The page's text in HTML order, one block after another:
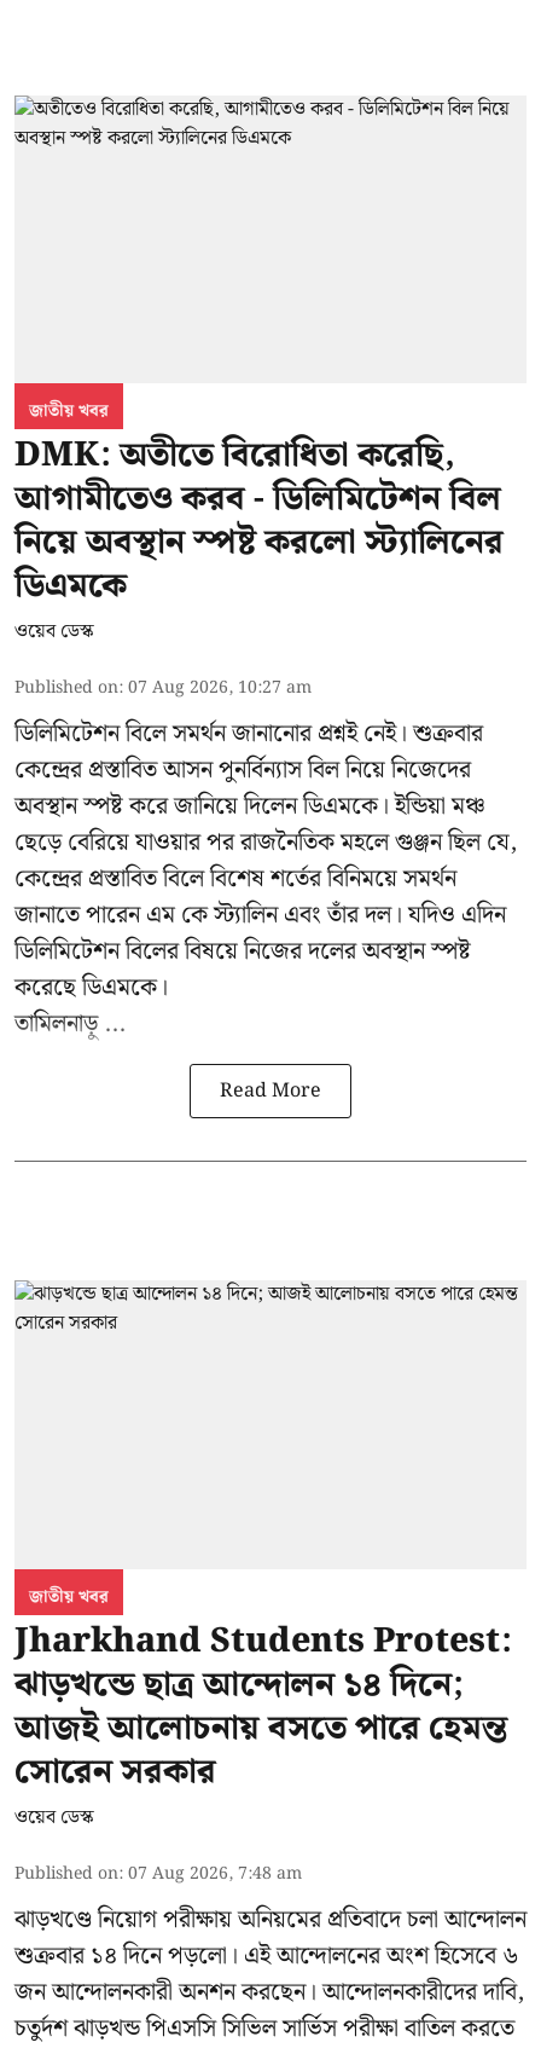
জাতীয় খবর
DMK: অতীতে বিরোধিতা করেছি,
আগামীতেও করব - ডিলিমিটেশন বিল
নিয়ে অবস্থান স্পষ্ট করলো স্ট্যালিনের
ডিএমকে
ওয়েব ডেস্ক
Published on:07 Aug 2026, 10:27 am
ডিলিমিটেশন বিলে সমর্থন জানানোর প্রশ্নই নেই। শুক্রবার
কেন্দ্রের প্রস্তাবিত আসন পুনর্বিন্যাস বিল নিয়ে নিজেদের
অবস্থান স্পষ্ট করে জানিয়ে দিলেন ডিএমকে। ইন্ডিয়া মঞ্চ
ছেড়ে বেরিয়ে যাওয়ার পর রাজনৈতিক মহলে গুঞ্জন ছিল যে,
কেন্দ্রের প্রস্তাবিত বিলে বিশেষ শর্তের বিনিময়ে সমর্থন
জানাতে পারেন এম কে স্ট্যালিন এবং তাঁর দল। যদিও এদিন
ডিলিমিটেশন বিলের বিষয়ে নিজের দলের অবস্থান স্পষ্ট
করেছে ডিএমকে।
তামিলনাড়ু ...
Read More
জাতীয় খবর
Jharkhand Students Protest:
ঝাড়খন্ডে ছাত্র আন্দোলন ১৪ দিনে;
আজই আলোচনায় বসতে পারে হেমন্ত
সোরেন সরকার
ওয়েব ডেস্ক
Published on:07 Aug 2026, 7:48 am
ঝাড়খণ্ডে নিয়োগ পরীক্ষায় অনিয়মের প্রতিবাদে চলা আন্দোলন
শুক্রবার ১৪ দিনে পড়লো। এই আন্দোলনের অংশ হিসেবে ৬
জন আন্দোলনকারী অনশন করছেন। আন্দোলনকারীদের দাবি,
চতুর্দশ ঝাড়খন্ড পিএসসি সিভিল সার্ভিস পরীক্ষা বাতিল করতে